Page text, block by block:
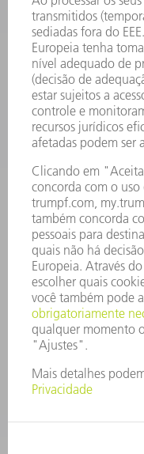
SOFTWARE
SERVIÇOS
APLICAÇÕES
SETORES
EMPRESA
CARREIRA
OFERTAS DE EMPREGO
PERFIL DA EMPRESA
CONSELHO DE
RELATÓRIO
PRINCÍPIOS
COMPLIANCE
SISTEMA DE
SEGURANÇA
COMUNICADOS À
REVISTAS
SUSTENTABILIDADE
MEIO AMBIENTE E
SOCIAL E CORPORATIVO
ADMINISTRAÇÃO